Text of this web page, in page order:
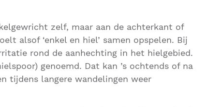
zelf, maar aan de achterkant of
alsof ‘enkel en hiel’ samen opspelen. Bij
rond de aanhechting in het hielgebied.
genoemd. Dat kan ’s ochtends of na
tijdens langere wandelingen weer